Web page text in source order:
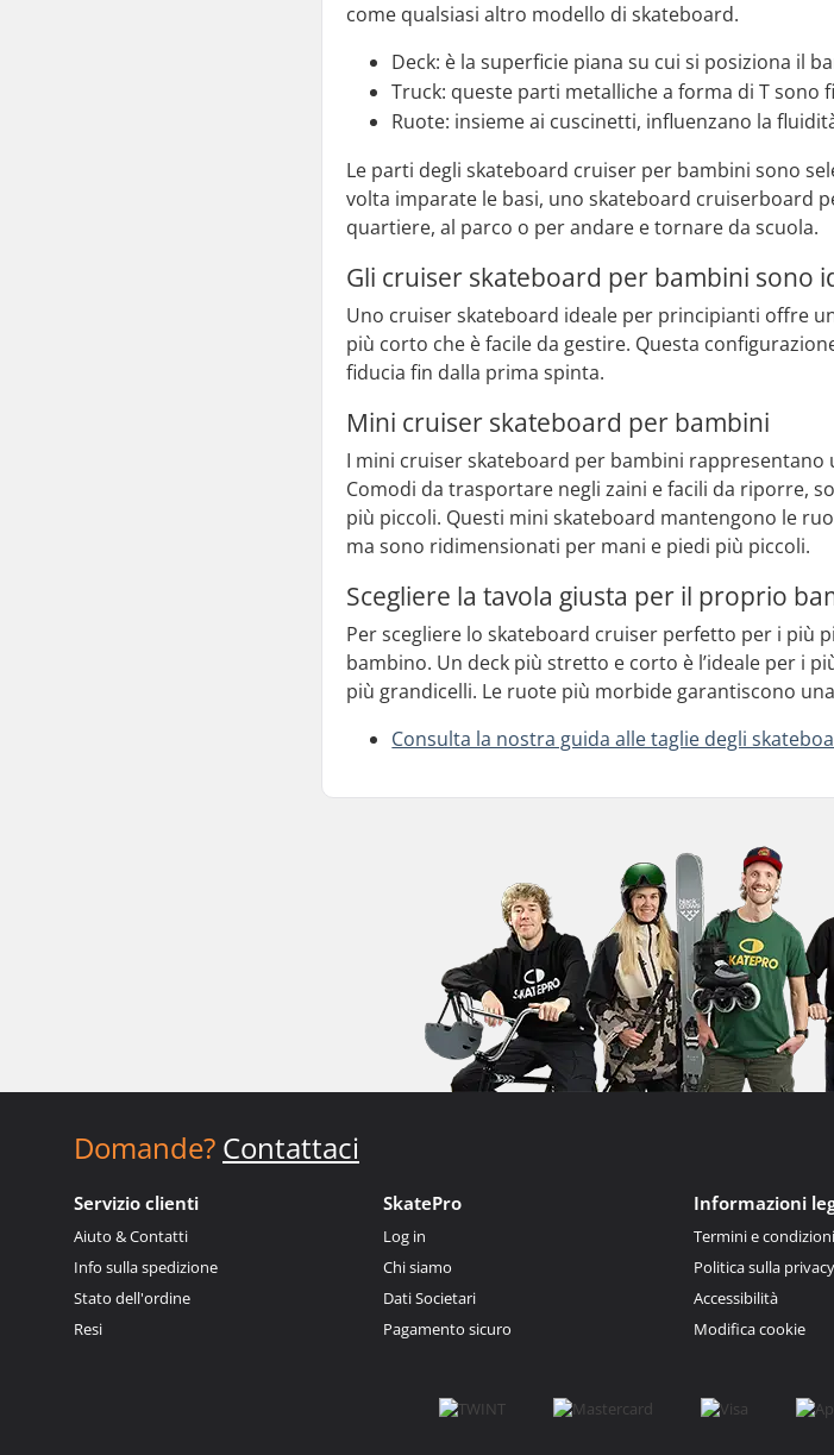
come qualsiasi altro modello di skateboard.
Deck: è la superficie piana su cui si posiziona il
Truck: queste parti metalliche a forma di T sono
Ruote: insieme ai cuscinetti, influenzano la
Le parti degli skateboard cruiser per bambini sono
volta imparate le basi, uno skateboard cruiserboard
quartiere, al parco o per andare e tornare da scuola.
Gli cruiser skateboard per bambini sono
Uno cruiser skateboard ideale per principianti offre
più corto che è facile da gestire. Questa
fiducia fin dalla prima spinta.
Mini cruiser skateboard per bambini
I mini cruiser skateboard per bambini rappresentano
Comodi da trasportare negli zaini e facili da riporre,
più piccoli. Questi mini skateboard mantengono le
ma sono ridimensionati per mani e piedi più piccoli.
Scegliere la tavola giusta per il proprio
Per scegliere lo skateboard cruiser perfetto per i più
bambino. Un deck più stretto e corto è l’ideale per i
più grandicelli. Le ruote più morbide garantiscono
Consulta la nostra guida alle taglie degli
Domande? Contattaci
Servizio clienti
Aiuto & Contatti
Info sulla spedizione
Stato dell'ordine
Resi
SkatePro
Log in
Chi siamo
Dati Societari
Pagamento sicuro
Informazioni
Termini e condizioni
Politica sulla privacy
Accessibilità
Modifica cookie